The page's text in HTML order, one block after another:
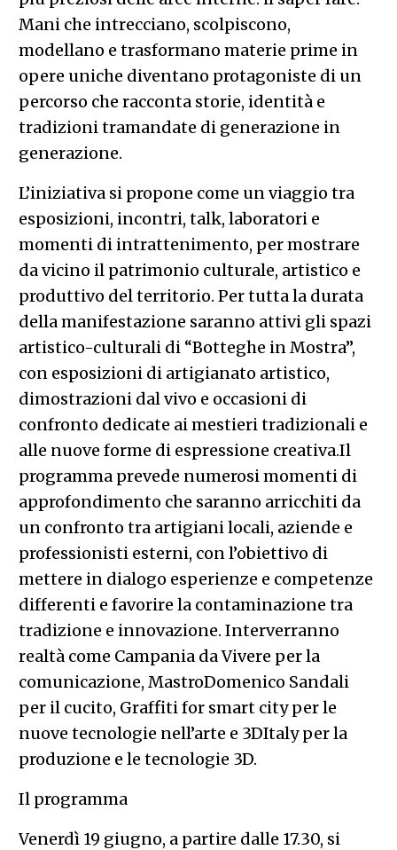
Mani che intrecciano, scolpiscono,
modellano e trasformano materie prime in
opere uniche diventano protagoniste di un
percorso che racconta storie, identità e
tradizioni tramandate di generazione in
generazione.
L’iniziativa si propone come un viaggio tra
esposizioni, incontri, talk, laboratori e
momenti di intrattenimento, per mostrare
da vicino il patrimonio culturale, artistico e
produttivo del territorio. Per tutta la durata
della manifestazione saranno attivi gli spazi
artistico-culturali di “Botteghe in Mostra”,
con esposizioni di artigianato artistico,
dimostrazioni dal vivo e occasioni di
confronto dedicate ai mestieri tradizionali e
alle nuove forme di espressione creativa.Il
programma prevede numerosi momenti di
approfondimento che saranno arricchiti da
un confronto tra artigiani locali, aziende e
professionisti esterni, con l’obiettivo di
mettere in dialogo esperienze e competenze
differenti e favorire la contaminazione tra
tradizione e innovazione. Interverranno
realtà come Campania da Vivere per la
comunicazione, MastroDomenico Sandali
per il cucito, Graffiti for smart city per ​l​e
nuove tecnologie​ nell’arte e 3​DItaly per la
produzione e le tecnologie 3D.
Il programma
Venerdì 19 giugno, a partire dalle 17.30, si